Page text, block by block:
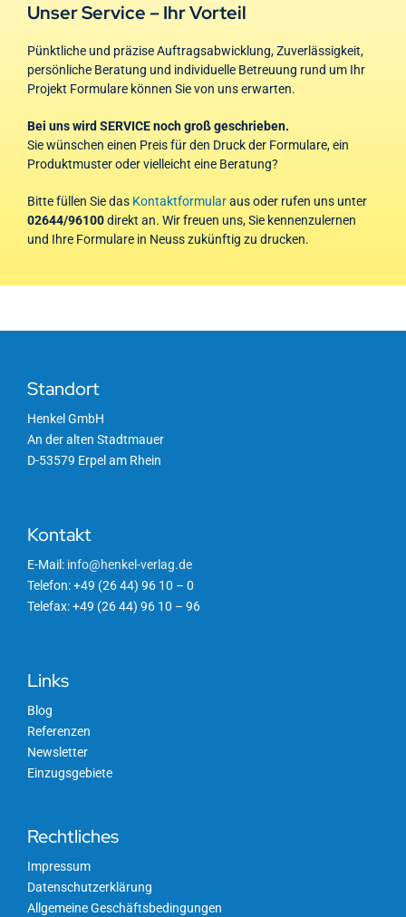
Unser Service – Ihr Vorteil
Pünktliche und präzise Auftragsabwicklung, Zuverlässigkeit,
persönliche Beratung und individuelle Betreuung rund um Ihr
Projekt Formulare können Sie von uns erwarten.
Bei uns wird SERVICE noch groß geschrieben.
Sie wünschen einen Preis für den Druck der Formulare, ein
Produktmuster oder vielleicht eine Beratung?
Bitte füllen Sie das Kontaktformularaus oder rufen uns unter
02644/96100direkt an. Wir freuen uns, Sie kennenzulernen
und Ihre Formulare in Neuss zukünftig zu drucken.
Standort
Henkel GmbH
An der alten Stadtmauer
D-53579 Erpel am Rhein
Kontakt
E-Mail: info@henkel-verlag.de
Telefon: +49 (26 44) 96 10 – 0
Telefax: +49 (26 44) 96 10 – 96
Links
Blog
Referenzen
Newsletter
Einzugsgebiete
Rechtliches
Impressum
Datenschutzerklärung
Allgemeine Geschäftsbedingungen